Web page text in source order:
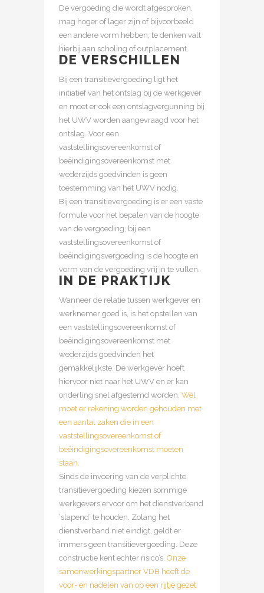
De vergoeding die wordt afgesproken,
mag hoger of lager zijn of bijvoorbeeld
een andere vorm hebben, te denken valt
hierbij aan scholing of outplacement.
DE VERSCHILLEN
Bij een transitievergoeding ligt het
initiatief van het ontslag bij de werkgever
en moet er ook een ontslagvergunning bij
het UWV worden aangevraagd voor het
ontslag. Voor een
vaststellingsovereenkomst of
beëindigingsovereenkomst met
wederzijds goedvinden is geen
toestemming van het UWV nodig.
Bij een transitievergoeding is er een vaste
formule voor het bepalen van de hoogte
van de vergoeding, bij een
vaststellingsovereenkomst of
beëindigingsvergoeding is de hoogte en
vorm van de vergoeding vrij in te vullen.
IN DE PRAKTIJK
Wanneer de relatie tussen werkgever en
werknemer goed is, is het opstellen van
een vaststellingsovereenkomst of
beëindigingsovereenkomst met
wederzijds goedvinden het
gemakkelijkste. De werkgever hoeft
hiervoor niet naar het UWV en er kan
onderling snel afgestemd worden. Wel
moet er rekening worden gehouden met
een aantal zaken die in een
vaststellingsovereenkomst of
beëindigingsovereenkomst moeten
staan.
Sinds de invoering van de verplichte
transitievergoeding kiezen sommige
werkgevers ervoor om het dienstverband
‘slapend’ te houden. Zolang het
dienstverband niet eindigt, geldt er
immers geen transitievergoeding. Deze
constructie kent echter risico’s. Onze
samenwerkingspartner VDB heeft de
voor- en nadelen van op een rijtje gezet